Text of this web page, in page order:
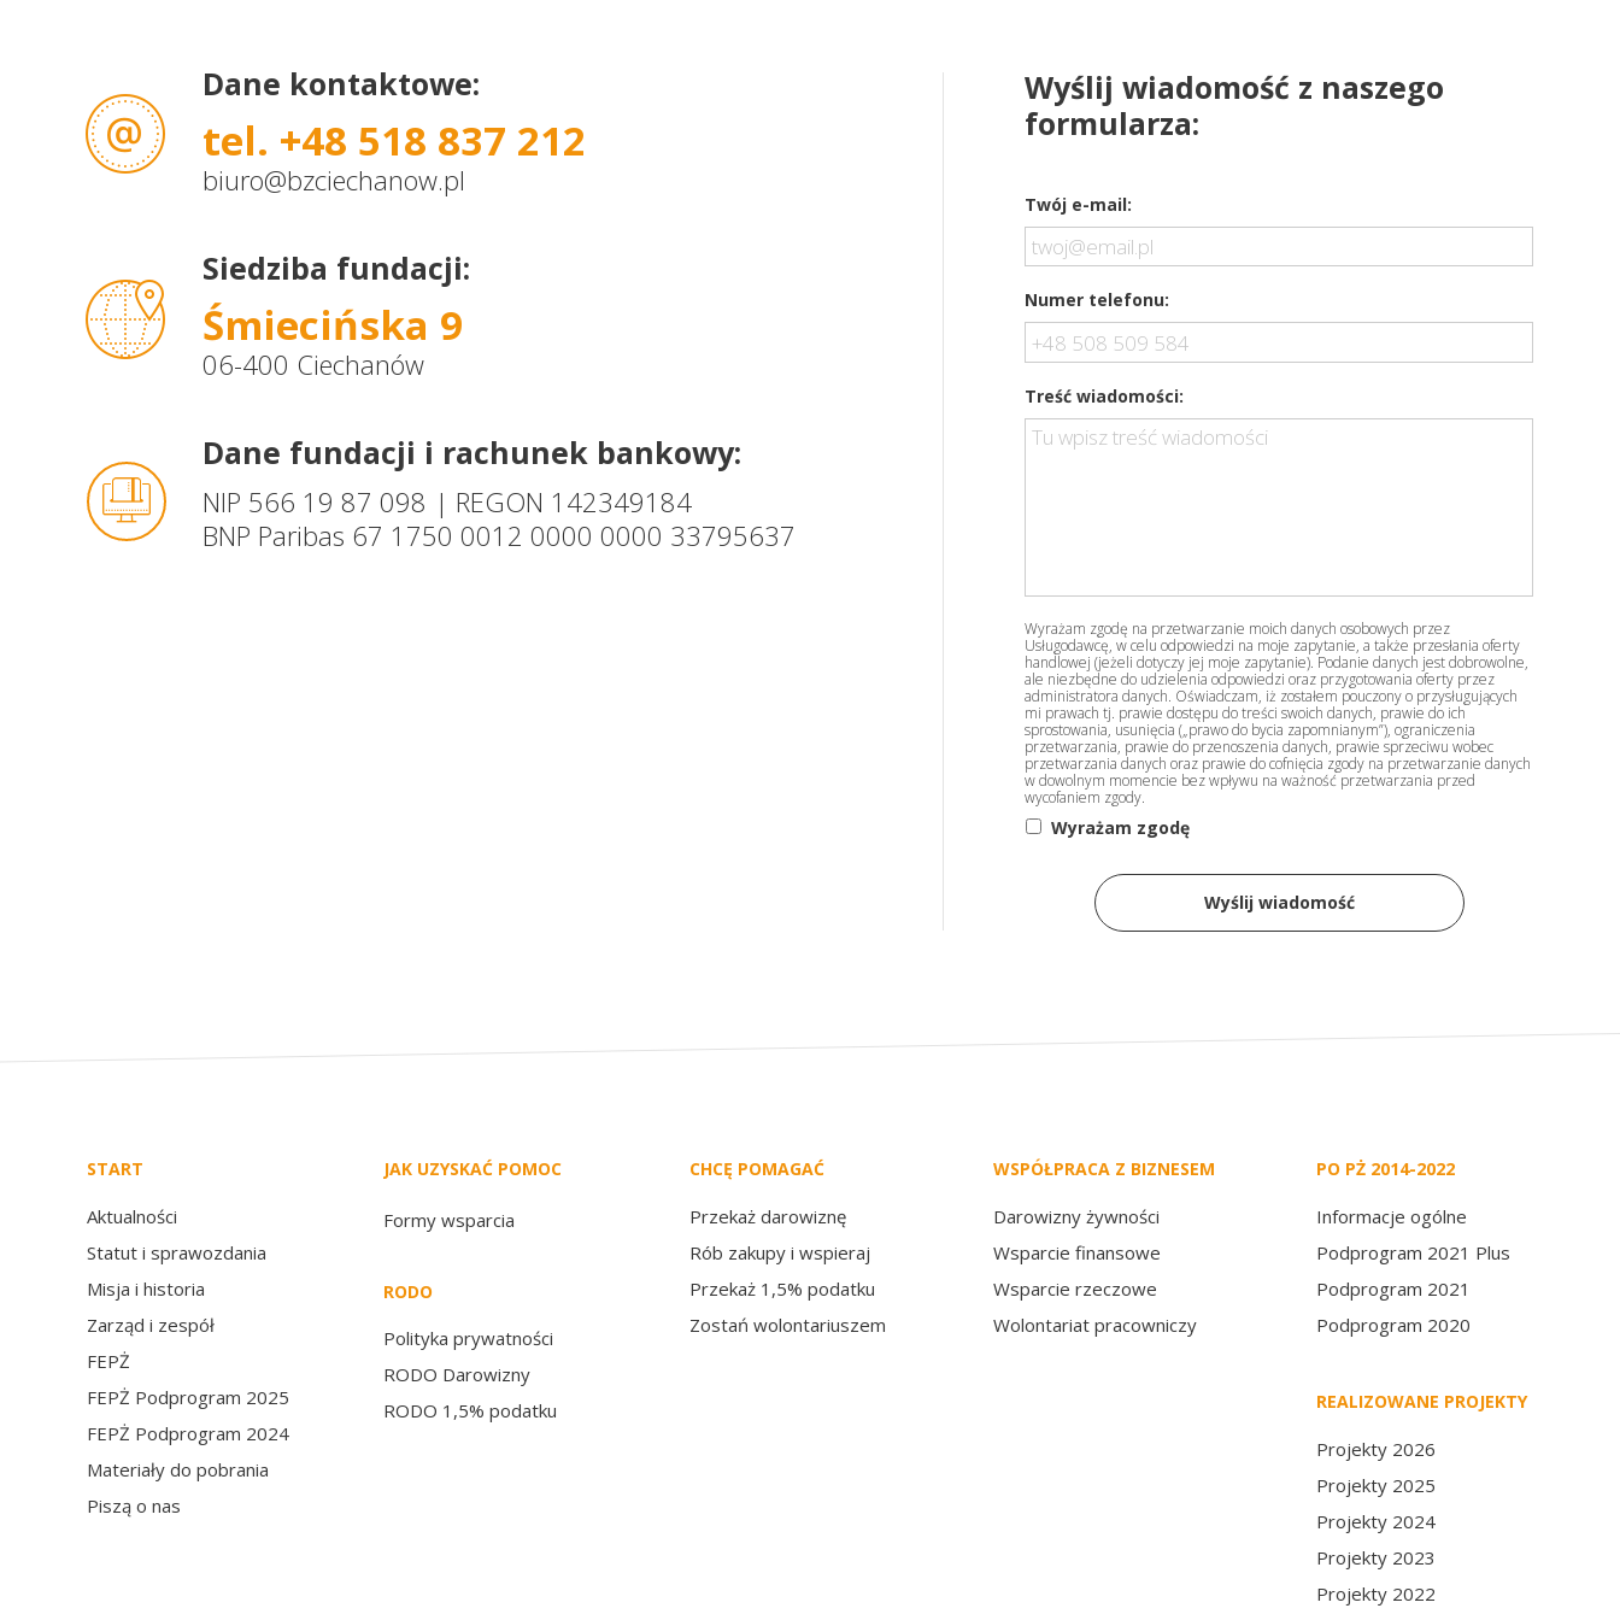
Twój e-mail:
Numer telefonu:
Treść wiadomości:
Wyrażam zgodę na przetwarzanie moich danych osobowych przez
Usługodawcę, w celu odpowiedzi na moje zapytanie, a także przesłania oferty
handlowej (jeżeli dotyczy jej moje zapytanie). Podanie danych jest dobrowolne,
ale niezbędne do udzielenia odpowiedzi oraz przygotowania oferty przez
administratora danych. Oświadczam, iż zostałem pouczony o przysługujących
mi prawach tj. prawie dostępu do treści swoich danych, prawie do ich
sprostowania, usunięcia („prawo do bycia zapomnianym”), ograniczenia
przetwarzania, prawie do przenoszenia danych, prawie sprzeciwu wobec
przetwarzania danych oraz prawie do cofnięcia zgody na przetwarzanie danych
w dowolnym momencie bez wpływu na ważność przetwarzania przed
wycofaniem zgody.
Wyrażam zgodę
Wyślij wiadomość
RODO
WSPÓŁPRACA Z BIZNESEM
Darowizny żywności
Wsparcie finansowe
Wsparcie rzeczowe
Wolontariat pracowniczy
CHCĘ POMAGAĆ
REALIZOWANE PROJEKTY
Projekty 2026
Projekty 2025
Projekty 2024
Projekty 2023
Projekty 2022
JAK UZYSKAĆ POMOC PO PŻ 2014-2022
START
Polityka prywatności
RODO Darowizny
RODO 1,5% podatku
Przekaż darowiznę
Rób zakupy i wspieraj
Przekaż 1,5% podatku
Zostań wolontariuszem
Formy wsparcia
Informacje ogólne
Podprogram 2021 Plus
Podprogram 2021
Podprogram 2020
Aktualności
Statut i sprawozdania
Misja i historia
Zarząd i zespół
FEPŻ
FEPŻ Podprogram 2025
FEPŻ Podprogram 2024
Materiały do pobrania
Piszą o nas
Dane fundacji i rachunek bankowy:
NIP 566 19 87 098 | REGON 142349184
BNP Paribas 67 1750 0012 0000 0000 33795637
Siedziba fundacji:
Śmiecińska 9
06-400 Ciechanów
Dane kontaktowe:
tel. +48 518 837 212
biuro@bzciechanow.pl
Wyślij wiadomość z naszego
formularza: